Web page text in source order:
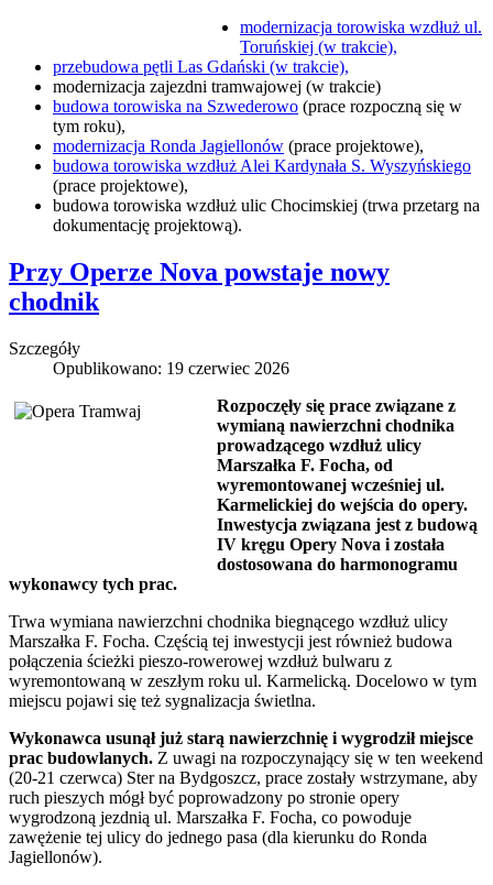
modernizacja torowiska wzdłuż ul.
Toruńskiej (w trakcie),
przebudowa pętli Las Gdański (w trakcie),
modernizacja zajezdni tramwajowej (w trakcie)
budowa torowiska na Szwederowo (prace rozpoczną się w
tym roku),
modernizacja Ronda Jagiellonów (prace projektowe),
budowa torowiska wzdłuż Alei Kardynała S. Wyszyńskiego
(prace projektowe),
budowa torowiska wzdłuż ulic Chocimskiej (trwa przetarg na
dokumentację projektową).
Przy Operze Nova powstaje nowy
chodnik
Szczegóły
Opublikowano: 19 czerwiec 2026
Rozpoczęły się prace związane z
wymianą nawierzchni chodnika
prowadzącego wzdłuż ulicy
Marszałka F. Focha, od
wyremontowanej wcześniej ul.
Karmelickiej do wejścia do opery.
Inwestycja związana jest z budową
IV kręgu Opery Nova i została
dostosowana do harmonogramu
wykonawcy tych prac.
Trwa wymiana nawierzchni chodnika biegnącego wzdłuż ulicy
Marszałka F. Focha. Częścią tej inwestycji jest również budowa
połączenia ścieżki pieszo-rowerowej wzdłuż bulwaru z
wyremontowaną w zeszłym roku ul. Karmelicką. Docelowo w tym
miejscu pojawi się też sygnalizacja świetlna.
Wykonawca usunął już starą nawierzchnię i wygrodził miejsce
prac budowlanych. Z uwagi na rozpoczynający się w ten weekend
(20-21 czerwca) Ster na Bydgoszcz, prace zostały wstrzymane, aby
ruch pieszych mógł być poprowadzony po stronie opery
wygrodzoną jezdnią ul. Marszałka F. Focha, co powoduje
zawężenie tej ulicy do jednego pasa (dla kierunku do Ronda
Jagiellonów).